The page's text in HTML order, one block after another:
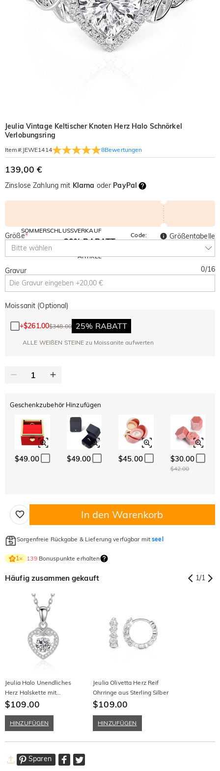
Jeulia Vintage Keltischer Knoten Herz Halo Schnörkel
Verlobungsring
Item#: JEWE1414 8Bewertungen
139,00 €
Zinslose Zahlung mit Klarna oder PayPal
SOMMERSCHLUSSVERKAUF
10% RABATT
AUF ALLES
30% RABATT
ARTIKEL
Code:
SUMMER
Größe*
Bitte wählen
Größentabelle
Gravur 0/16
Moissanit (Optional)
+$261.00$348.00 25% RABATT
ALLE WEIßEN STEINE zu Moissanite aufwerten
Geschenkzubehör Hinzufügen
$49.00 $49.00 $45.00 $30.00
$42.00
In den Warenkorb
Sorgenfreie Rückgabe & Lieferung verfügbar mitseel
1× 139Bonuspunkte erhalten
Häufig zusammen gekauft 1/1
Jeulia Halo Unendliches
Herz Halskette mit
Tanzendem Stein
$109.00
HINZUFÜGEN
Jeulia Olivetta Herz Reif
Ohrringe aus Sterling Silber
$109.00
HINZUFÜGEN
Sparen